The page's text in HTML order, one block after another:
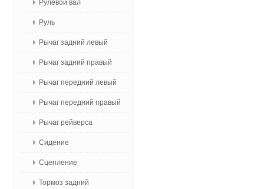
Рулевой вал
Руль
Рычаг задний левый
Рычаг задний правый
Рычаг передний левый
Рычаг передний правый
Рычаг рейверса
Сидение
Сцепление
Тормоз задний